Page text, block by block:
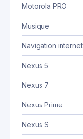
Motorola PRO
Musique
Navigation internet
Nexus 5
Nexus 7
Nexus Prime
Nexus S